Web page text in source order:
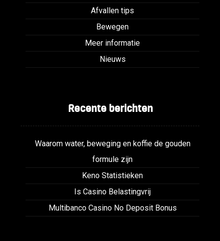
Afvallen tips
Bewegen
Meer informatie
Nieuws
Recente berichten
Waarom water, beweging en koffie de gouden
formule zijn
Keno Statistieken
Is Casino Belastingvrij
Multibanco Casino No Deposit Bonus